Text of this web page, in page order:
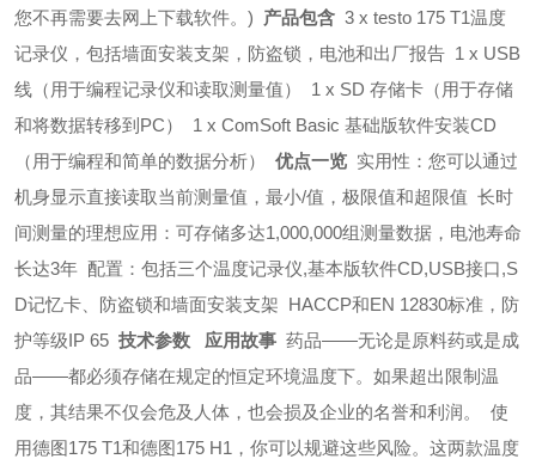
您不再需要去网上下载软件。) 产品包含 3 x testo 175 T1温度
记录仪，包括墙面安装支架，防盗锁，电池和出厂报告 1 x USB
线（用于编程记录仪和读取测量值）
1 x SD 存储卡（用于存储
和将数据转移到PC）
1 x ComSoft Basic 基础版软件安装CD
（用于编程和简单的数据分析）
优点一览 实用性：您可以通过
机身显示直接读取当前测量值，最小/值，极限值和超限值 长时
间测量的理想应用：可存储多达1,000,000组测量数据，电池寿命
长达3年 配置：包括三个温度记录仪,基本版软件CD,USB接口,S
D记忆卡、防盗锁和墙面安装支架 HACCP和EN 12830标准，防
护等级IP 65 技术参数 应用故事 药品——无论是原料药或是成
品——都必须存储在规定的恒定环境温度下。如果超出限制温
度，其结果不仅会危及人体，也会损及企业的名誉和利润。
使
用德图175 T1和德图175 H1，你可以规避这些风险。这两款温度